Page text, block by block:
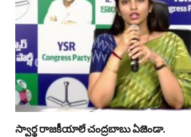
స్వార్థ రాజకీయాలే చంద్రబాబు ఏజెండా.